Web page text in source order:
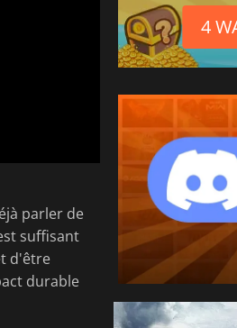
parler de
suffisant
d'être
durable
4